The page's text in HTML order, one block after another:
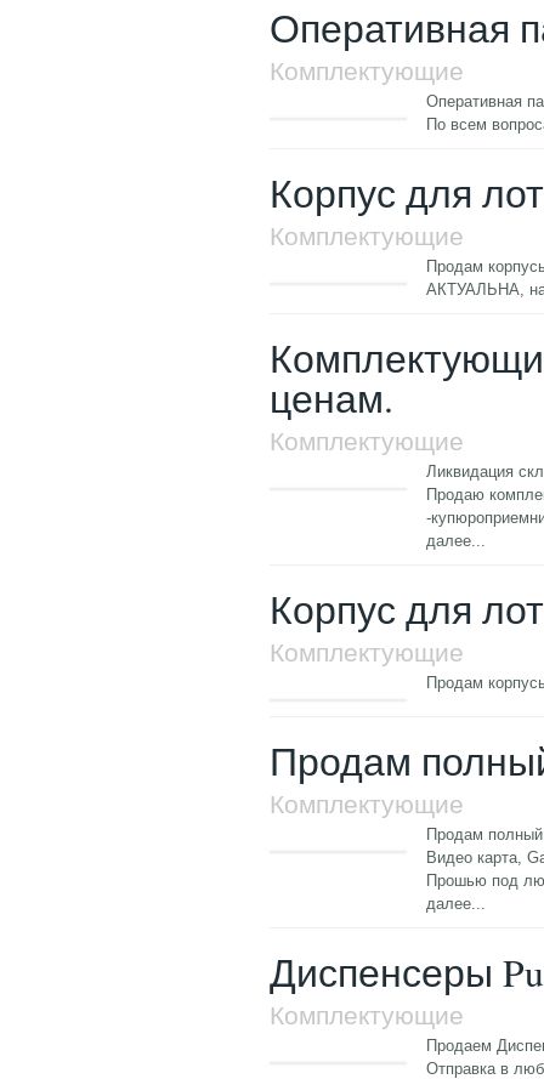
Оперативная
Комплектующие
Оперативная
По всем
Корпус для
Комплектующие
Продам
АКТУАЛЬНА,
ценам.
Комплектующие
Ликвидация
Продаю
-
далее...
Корпус для
Комплектующие
Продам
Продам
Комплектующие
Продам
Видео карта,
Прошью под
далее...
Диспенсеры
Комплектующие
Продаем
Отправка в